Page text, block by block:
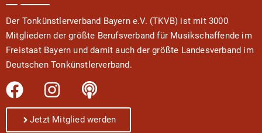
Der Tonkünstlerverband Bayern e.V. (TKVB) ist mit 3000
Mitgliedern der größte Berufsverband für Musikschaffende im
Freistaat Bayern und damit auch der größte Landesverband im
Deutschen Tonkünstlerverband.
Jetzt Mitglied werden